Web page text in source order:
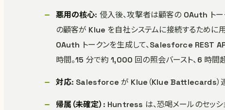
悪用の核心: 侵入後、攻撃者は顧客の OAuth トー
の顧客が Klue を自社システムに接続するために
OAuth トークンを生成して、Salesforce REST
時間。15 分で約 1,000 回の照会バースト、6 時間
対応: Salesforce が Klue（Klue Battlecards）連
帰属（未確定） : Huntress は、恐喝メールのセッシ